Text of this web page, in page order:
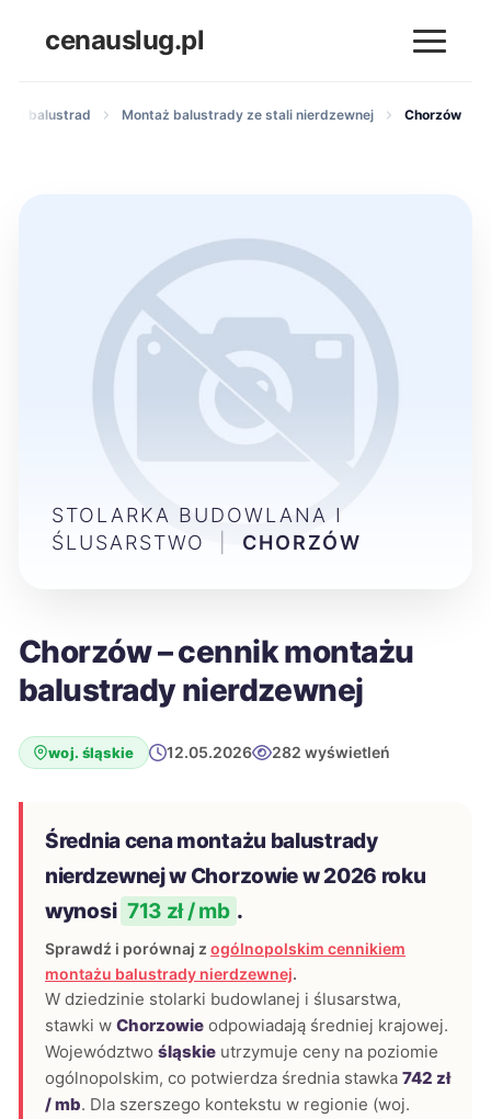
cenauslug.pl
i balustrad Montaż balustrady ze stali nierdzewnej Chorzów
Chorzów – cennik montażu
balustrady nierdzewnej
woj. śląskie 12.05.2026 282 wyświetleń
Średnia cena montażu balustrady
nierdzewnej w Chorzowie w 2026 roku
wynosi 713 zł / mb .
Sprawdź i porównaj z ogólnopolskim cennikiem
montażu balustrady nierdzewnej.
W dziedzinie stolarki budowlanej i ślusarstwa,
stawki w Chorzowie odpowiadają średniej krajowej.
Województwo śląskie utrzymuje ceny na poziomie
ogólnopolskim, co potwierdza średnia stawka 742 zł
/ mb. Dla szerszego kontekstu w regionie (woj.
STOLARKA BUDOWLANA I
ŚLUSARSTWO
CHORZÓW